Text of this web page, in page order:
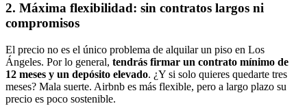
2. Máxima flexibilidad: sin contratos largos ni
compromisos
El precio no es el único problema de alquilar un piso en Los
Ángeles. Por lo general, tendrás firmar un contrato mínimo de
12 meses y un depósito elevado. ¿Y si solo quieres quedarte tres
meses? Mala suerte. Airbnb es más flexible, pero a largo plazo su
precio es poco sostenible.